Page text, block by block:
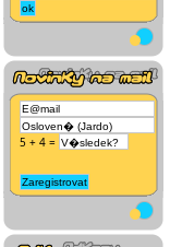
5 + 4 =